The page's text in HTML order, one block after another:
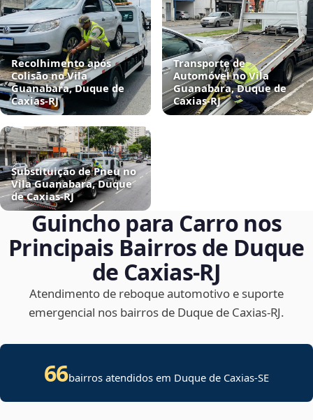
Recolhimento após
Colisão no Vila
Guanabara, Duque de
Caxias‑RJ
Transporte de
Automóvel no Vila
Guanabara, Duque de
Caxias‑RJ
Substituição de Pneu no
Vila Guanabara, Duque
de Caxias‑RJ
Guincho para Carro nos
Principais Bairros de Duque
de Caxias‑RJ
Atendimento de reboque automotivo e suporte
emergencial nos bairros de Duque de Caxias‑RJ.
66bairros atendidos em Duque de Caxias-SE